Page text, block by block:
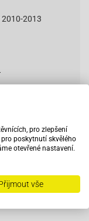
2010-2013
personálem
vás
pro zlepšení
poskytnutí skvělého
otevřené nastavení.
vše